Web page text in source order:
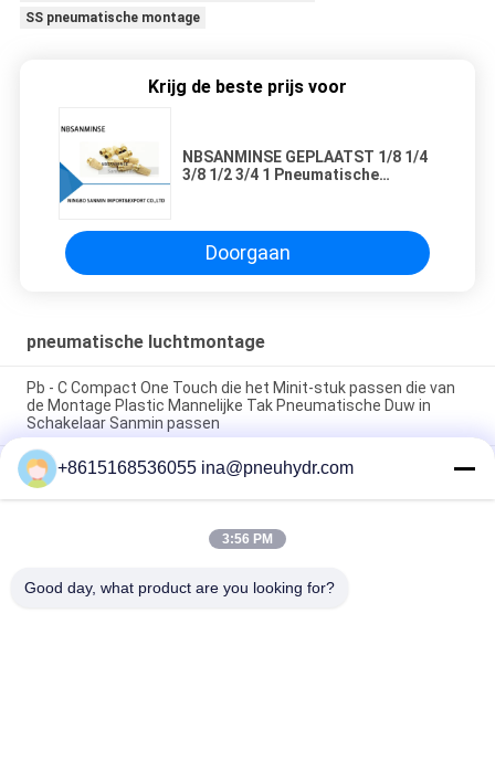
SS pneumatische montage
Krijg de beste prijs voor
NBSANMINSE GEPLAATST 1/8 1/4
3/8 1/2 3/4 1 Pneumatische
Doorgaan
pneumatische luchtmontage
Pb - C Compact One Touch die het Minit-stuk passen die van
de Montage Plastic Mannelijke Tak Pneumatische Duw in
Schakelaar Sanmin passen
NBSANMINSE van de de Montagegeluiddemper van de C
Pneumatische Lucht van de het Gaspedaalklep Pneumatische
het Messingsknalpot
Messing van de de Luchtmontage van de Rcdraad KF het
+8615168536055 ina@pneuhydr.com
3:56 PM
Good day, what product are you looking for?